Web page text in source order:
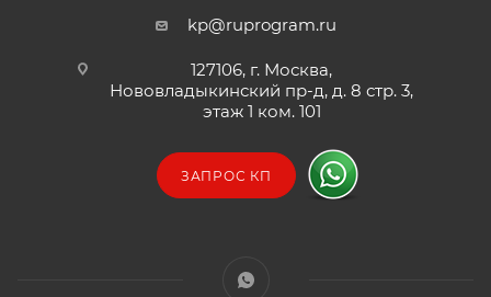
kp@ruprogram.ru
127106, г. Москва,
Нововладыкинский пр-д, д. 8 стр. 3,
этаж 1 ком. 101
ЗАПРОС КП